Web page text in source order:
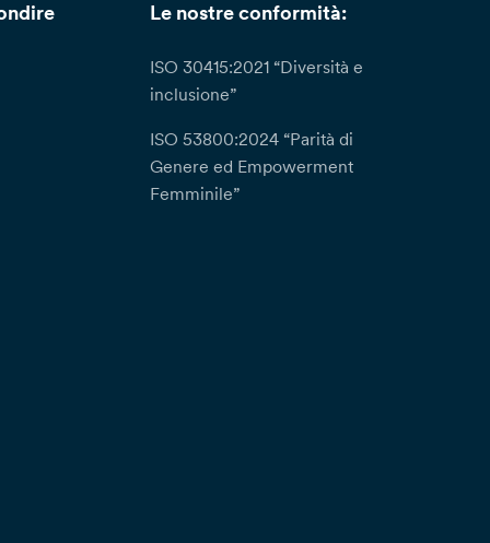
Le nostre conformità:
ISO 30415:2021 “Diversità e
inclusione”
ISO 53800:2024 “Parità di
Genere ed Empowerment
Femminile”